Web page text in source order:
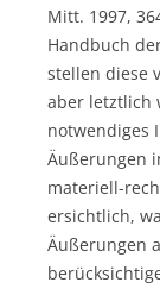
Mitt. 1997,
Handbuch
stellen diese
aber letztlich
notwendiges
Äußerungen
materiell-
ersichtlich,
Äußerungen